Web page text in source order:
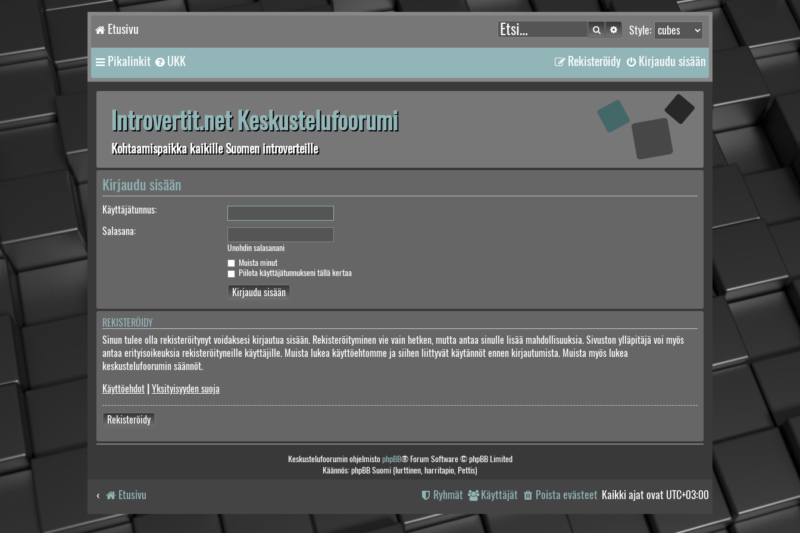
Etusivu Style:
Etsi Tarkennettu haku
Pikalinkit UKK Kirjaudu sisään
Rekisteröidy
Introvertit.net Keskustelufoorumi
Kohtaamispaikka kaikille Suomen introverteille
Kirjaudu sisään
Käyttäjätunnus:
Salasana:
Unohdin salasanani
Muista minut
Piilota käyttäjätunnukseni tällä kertaa
REKISTERÖIDY
Sinun tulee olla rekisteröitynyt voidaksesi kirjautua sisään. Rekisteröityminen vie vain hetken, mutta antaa sinulle lisää mahdollisuuksia. Sivuston ylläpitäjä voi myös
antaa erityisoikeuksia rekisteröityneille käyttäjille. Muista lukea käyttöehtomme ja siihen liittyvät käytännöt ennen kirjautumista. Muista myös lukea
keskustelufoorumin säännöt.
Käyttöehdot | Yksityisyyden suoja
Rekisteröidy
Keskustelufoorumin ohjelmistophpBB® Forum Software © phpBB Limited
Käännös: phpBB Suomi (lurttinen, harritapio, Pettis)
Etusivu Kaikki ajat ovat UTC+03:00
Poista evästeet
Käyttäjät
Ryhmät